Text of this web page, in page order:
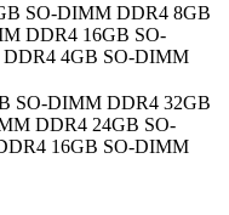
SO-DIMM DDR4 8GB
DDR4 16GB SO-
4GB SO-DIMM
SO-DIMM DDR4 32GB
DDR4 24GB SO-
16GB SO-DIMM